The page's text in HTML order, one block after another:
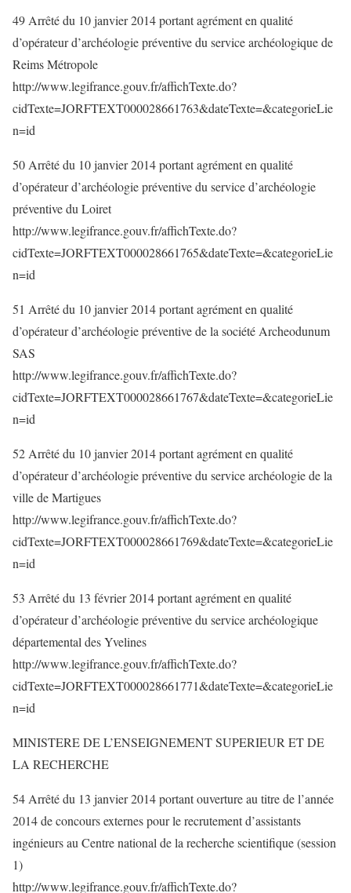
49 Arrêté du 10 janvier 2014 portant agrément en qualité
d’opérateur d’archéologie préventive du service archéologique de
Reims Métropole
http://www.legifrance.gouv.fr/affichTexte.do?
cidTexte=JORFTEXT000028661763&dateTexte=&categorieLie
n=id
50 Arrêté du 10 janvier 2014 portant agrément en qualité
d’opérateur d’archéologie préventive du service d’archéologie
préventive du Loiret
http://www.legifrance.gouv.fr/affichTexte.do?
cidTexte=JORFTEXT000028661765&dateTexte=&categorieLie
n=id
51 Arrêté du 10 janvier 2014 portant agrément en qualité
d’opérateur d’archéologie préventive de la société Archeodunum
SAS
http://www.legifrance.gouv.fr/affichTexte.do?
cidTexte=JORFTEXT000028661767&dateTexte=&categorieLie
n=id
52 Arrêté du 10 janvier 2014 portant agrément en qualité
d’opérateur d’archéologie préventive du service archéologie de la
ville de Martigues
http://www.legifrance.gouv.fr/affichTexte.do?
cidTexte=JORFTEXT000028661769&dateTexte=&categorieLie
n=id
53 Arrêté du 13 février 2014 portant agrément en qualité
d’opérateur d’archéologie préventive du service archéologique
départemental des Yvelines
http://www.legifrance.gouv.fr/affichTexte.do?
cidTexte=JORFTEXT000028661771&dateTexte=&categorieLie
n=id
MINISTERE DE L’ENSEIGNEMENT SUPERIEUR ET DE
LA RECHERCHE
54 Arrêté du 13 janvier 2014 portant ouverture au titre de l’année
2014 de concours externes pour le recrutement d’assistants
ingénieurs au Centre national de la recherche scientifique (session
1)
http://www.legifrance.gouv.fr/affichTexte.do?